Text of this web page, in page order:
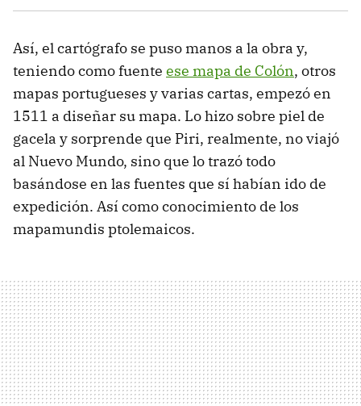
Así, el cartógrafo se puso manos a la obra y,
teniendo como fuente ese mapa de Colón, otros
mapas portugueses y varias cartas, empezó en
1511 a diseñar su mapa. Lo hizo sobre piel de
gacela y sorprende que Piri, realmente, no viajó
al Nuevo Mundo, sino que lo trazó todo
basándose en las fuentes que sí habían ido de
expedición. Así como conocimiento de los
mapamundis ptolemaicos.